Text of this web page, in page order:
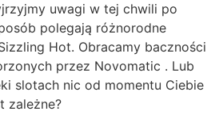
uwagi w tej chwili po
polegają różnorodne
Hot. Obracamy baczności
przez Novomatic . Lub
slotach nic od momentu Ciebie
zależne?